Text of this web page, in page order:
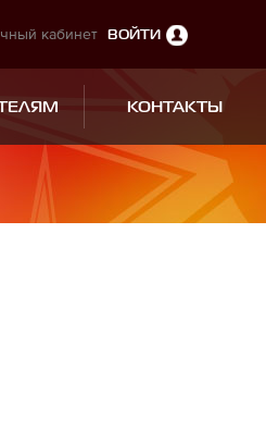
кабинет ВОЙТИ
КОНТАКТЫ